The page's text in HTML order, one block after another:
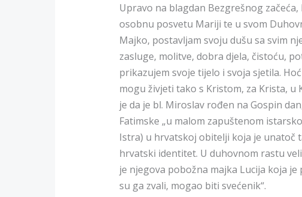
Upravo na blagdan Bezgrešnog
osobnu posvetu Mariji te u svom
Majko, postavljam svoju dušu sa svim
zasluge, molitve, dobra djela, čistoću,
prikazujem svoje tijelo i svoja sjetila.
mogu živjeti tako s Kristom, za Krista, u
je da je bl. Miroslav rođen na Gospin
Fatimske „u malom zapuštenom
Istra) u hrvatskoj obitelji koja je unatoč
hrvatski identitet. U duhovnom rastu
je njegova pobožna majka Lucija koja
su ga zvali, mogao biti svećenik“.